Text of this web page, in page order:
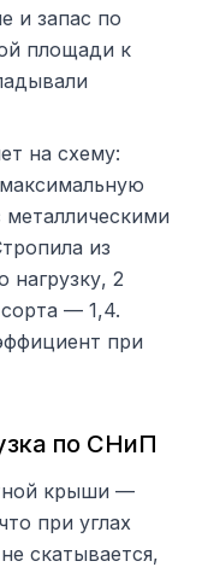
и запас по
площади к
на схему:
металлическими
из
нагрузку, 2
— 1,4.
при
по СНиП
крыши —
при углах
скатывается,